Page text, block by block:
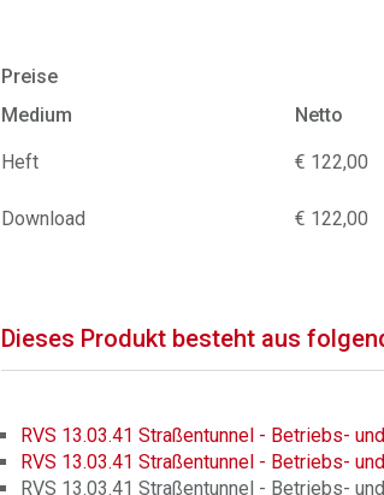
Preise
Medium
Netto
Heft € 122,00
Download € 122,00
Dieses Produkt besteht aus
RVS 13.03.41 Straßentunnel - Betriebs-
RVS 13.03.41 Straßentunnel - Betriebs-
RVS 13.03.41 Straßentunnel - Betriebs-